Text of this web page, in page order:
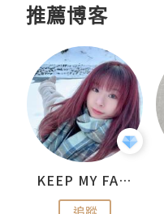
推薦博客
KEEP MY FAITH